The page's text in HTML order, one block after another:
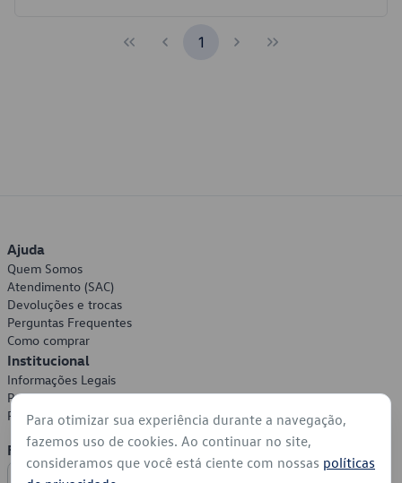
1
Ajuda
Quem Somos
Atendimento (SAC)
Devoluções e trocas
Perguntas Frequentes
Como comprar
Institucional
Informações Legais
Política de Privacidade
Política de Cookies
Formas de Pagamento
Para otimizar sua experiência durante a navegação,
fazemos uso de cookies. Ao continuar no site,
consideramos que você está ciente com nossas políticas